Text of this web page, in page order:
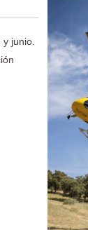
y junio.